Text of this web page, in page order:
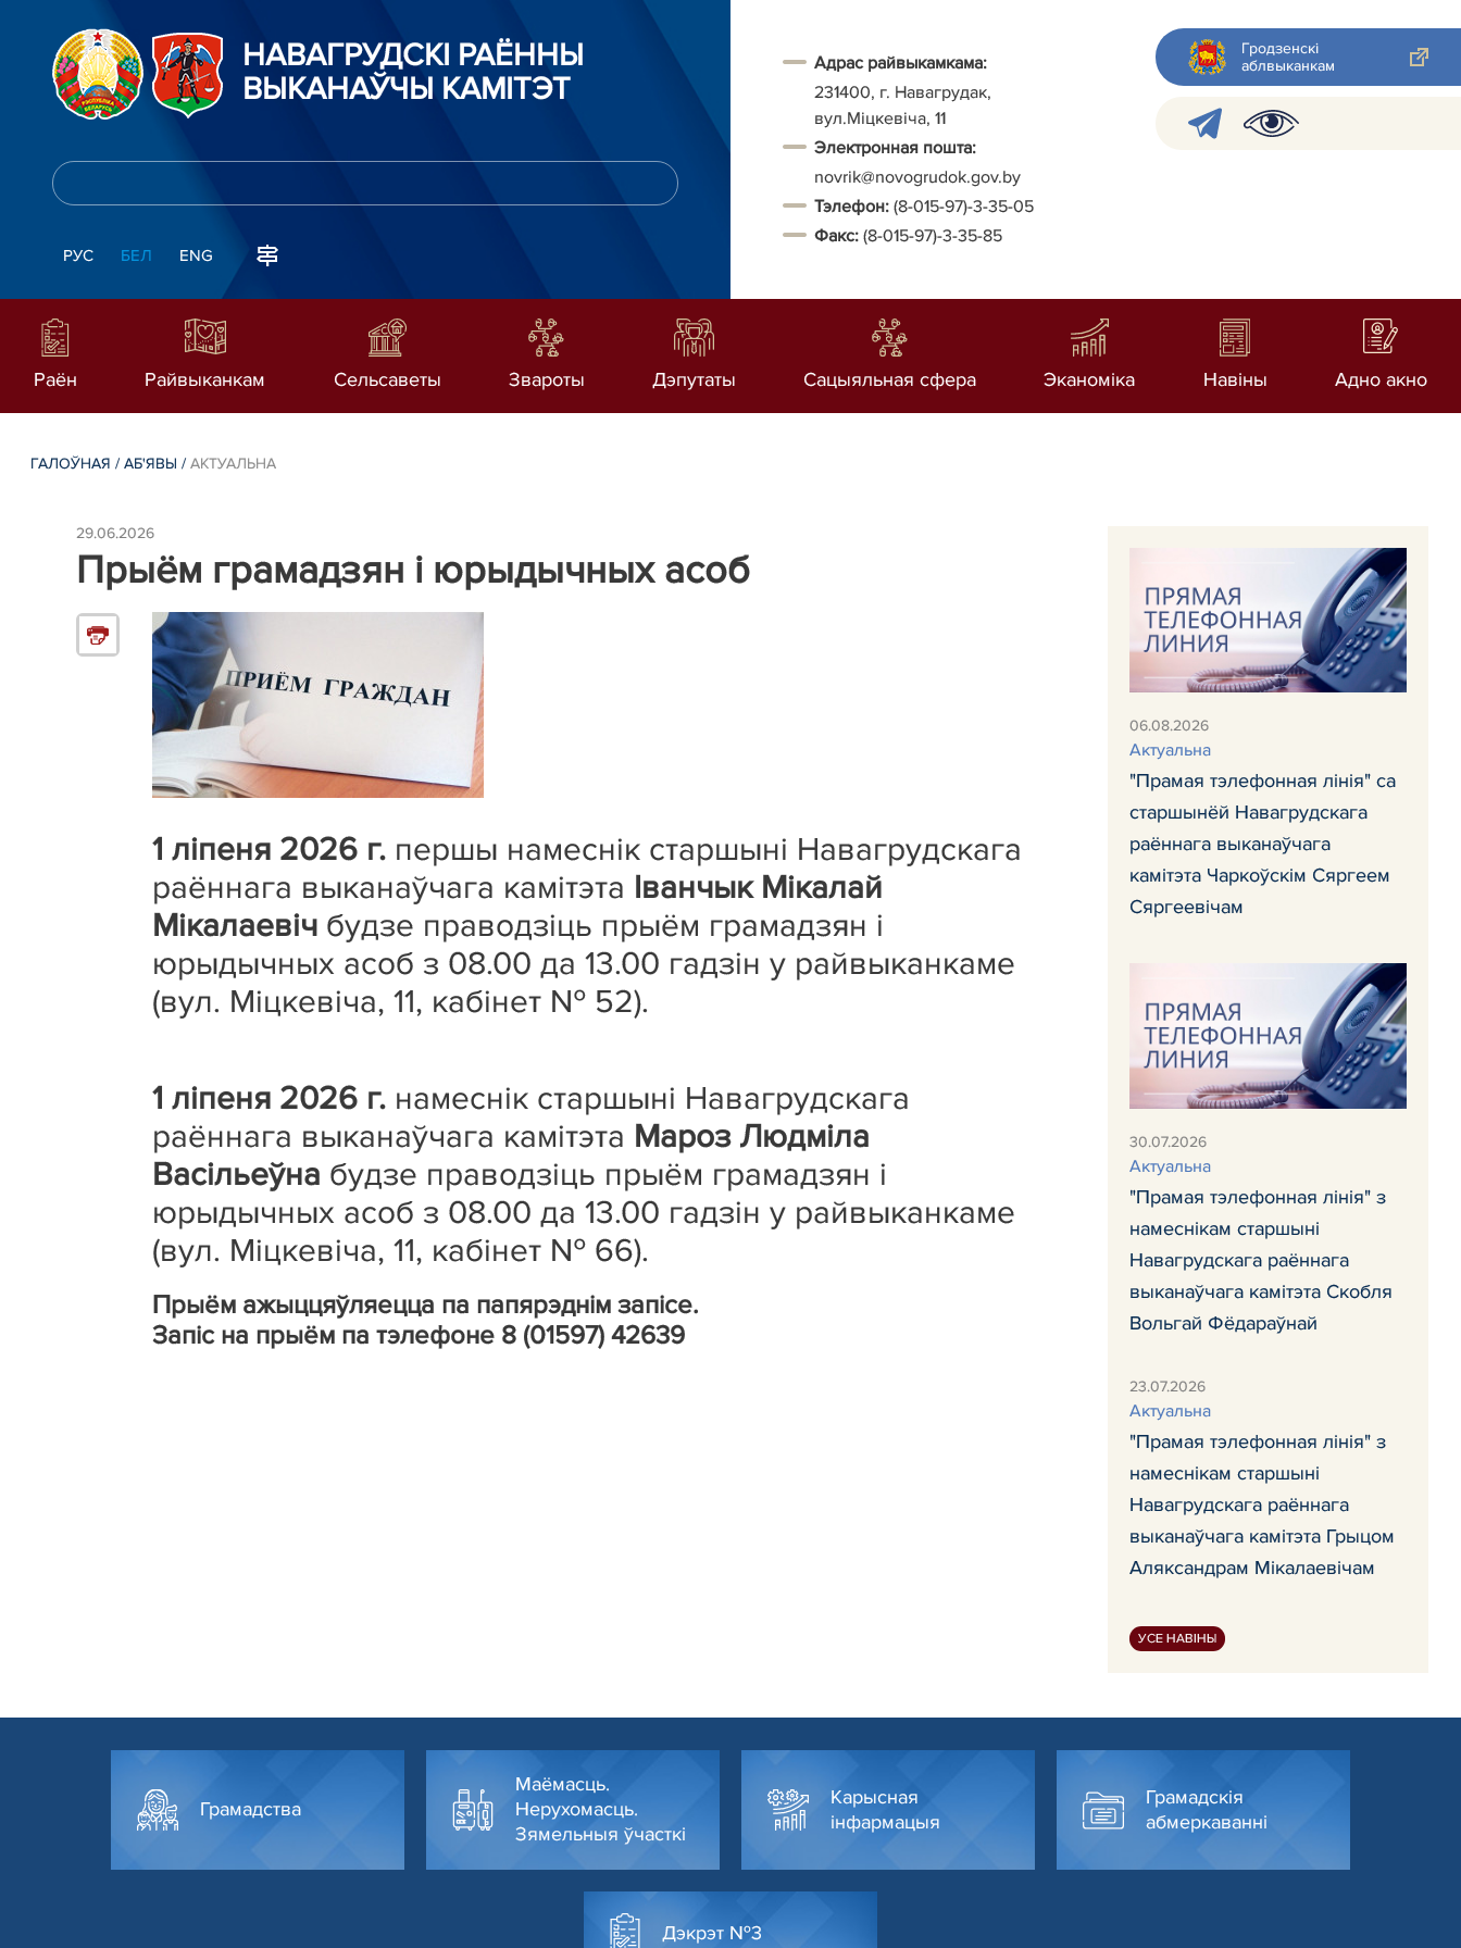
НАВАГРУДСКІ РАЁННЫ
ВЫКАНАЎЧЫ КАМІТЭТ
РУС БЕЛ ENG
Адрас райвыкамкама:
231400, г. Навагрудак,
вул.Міцкевіча, 11
Электронная пошта:
novrik@novogrudok.gov.by
Тэлефон: (8-015-97)-3-35-05
Факс: (8-015-97)-3-35-85
Гродзенскі
аблвыканкам
Раён Райвыканкам Сельсаветы Звароты Дэпутаты Сацыяльная сфера Эканоміка Навiны Адно акно
ГАЛОЎНАЯ /АБ'ЯВЫ /АКТУАЛЬНА
29.06.2026
Прыём грамадзян і юрыдычных асоб
1 ліпеня 2026 г. першы намеснік старшыні Навагрудскага
раённага выканаўчага камітэта Іванчык Мікалай
Мікалаевіч будзе праводзіць прыём грамадзян і
юрыдычных асоб з 08.00 да 13.00 гадзін у райвыканкаме
(вул. Міцкевіча, 11, кабінет № 52).
1 ліпеня 2026 г. намеснік старшыні Навагрудскага
раённага выканаўчага камітэта Мароз Людміла
Васільеўна будзе праводзіць прыём грамадзян і
юрыдычных асоб з 08.00 да 13.00 гадзін у райвыканкаме
(вул. Міцкевіча, 11, кабінет № 66).
Прыём ажыццяўляецца па папярэднім запісе.
Запіс на прыём па тэлефоне 8 (01597) 42639
06.08.2026
Актуальна
"Прамая тэлефонная лінія" са
старшынёй Навагрудскага
раённага выканаўчага
камітэта Чаркоўскім Сяргеем
Сяргеевічам
30.07.2026
Актуальна
"Прамая тэлефонная лінія" з
намеснікам старшыні
Навагрудскага раённага
выканаўчага камітэта Скобля
Вольгай Фёдараўнай
23.07.2026
Актуальна
"Прамая тэлефонная лінія" з
намеснікам старшыні
Навагрудскага раённага
выканаўчага камітэта Грыцом
Аляксандрам Мікалаевічам
УСЕ НАВІНЫ
Грамадства
Маёмасць.
Нерухомасць.
Зямельныя ўчасткі
Карысная
інфармацыя
Грамадскія
абмеркаванні
Дэкрэт №3